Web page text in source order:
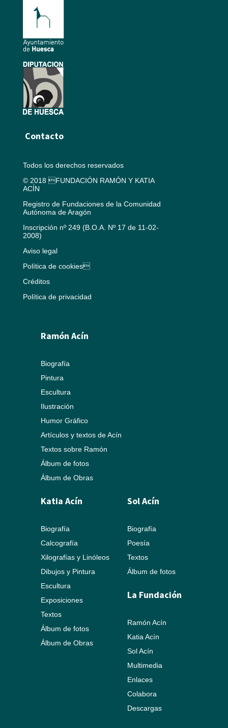
Contacto
Todos los derechos reservados
© 2018 FUNDACIÓN RAMÓN Y KATIA
ACÍN
Registro de Fundaciones de la Comunidad
Autónoma de Aragón
Inscripción nº 249 (B.O.A. Nº 17 de 11-02-
2008)
Aviso legal
Política de cookies
Créditos
Política de privacidad
Ramón Acín
Biografía
Pintura
Escultura
Ilustración
Humor Gráfico
Artículos y textos de Acín
Textos sobre Ramón
Álbum de fotos
Álbum de Obras
Katia Acín
Biografía
Calcografía
Xilografías y Linóleos
Dibujos y Pintura
Escultura
Exposiciones
Textos
Álbum de fotos
Álbum de Obras
Sol Acín
Biografía
Poesía
Textos
Álbum de fotos
La Fundación
Ramón Acín
Katia Acín
Sol Acín
Multimedia
Enlaces
Colabora
Descargas